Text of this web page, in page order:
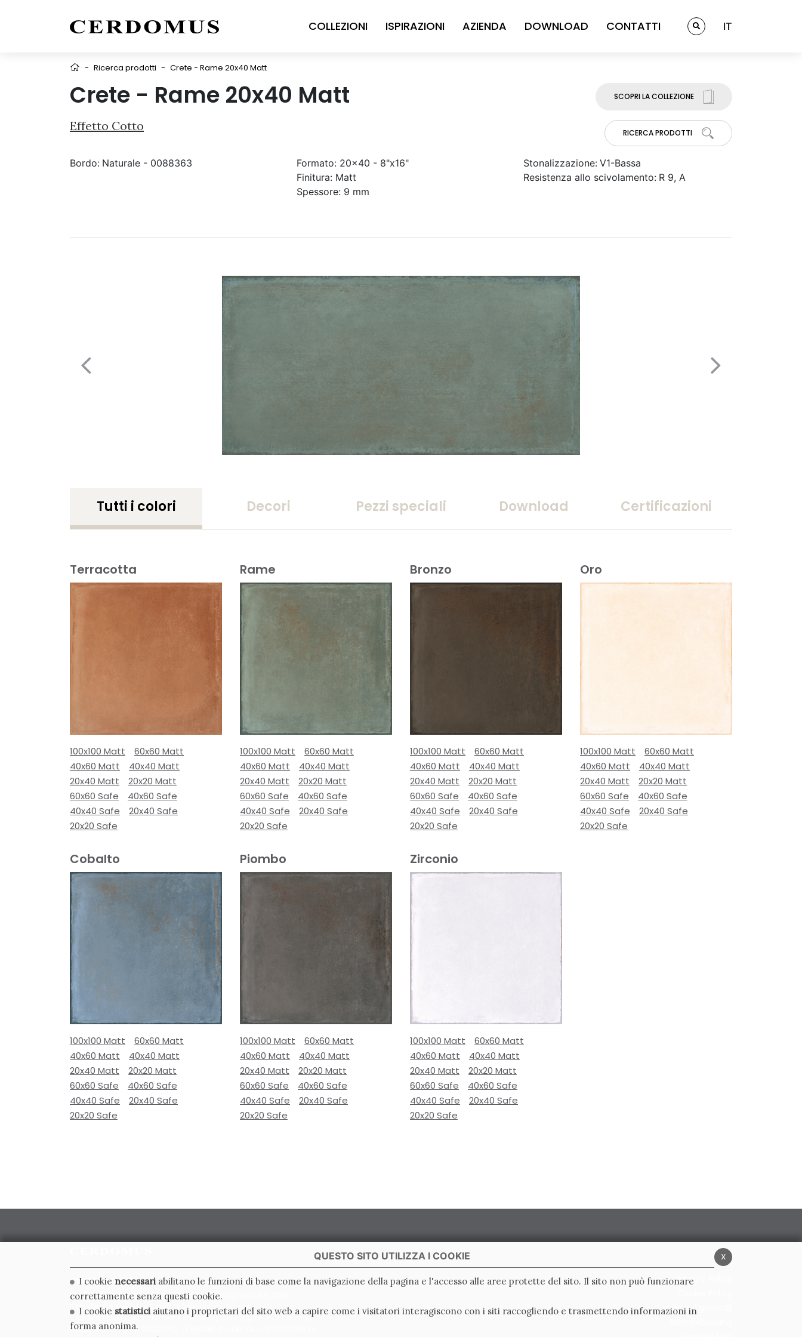
COLLEZIONI ISPIRAZIONI AZIENDA DOWNLOAD CONTATTI IT
- Ricerca prodotti - Crete - Rame 20x40 Matt
Crete - Rame 20x40 Matt
Effetto Cotto
SCOPRI LA COLLEZIONE
RICERCA PRODOTTI
Bordo: Naturale - 0088363 Formato: 20x40 - 8"x16"
Finitura: Matt
Spessore: 9 mm
Stonalizzazione: V1-Bassa
Resistenza allo scivolamento: R 9, A
Tutti i colori Decori Pezzi speciali Download Certificazioni
Terracotta
100x100 Matt
60x60 Matt
40x60 Matt
40x40 Matt
20x40 Matt
20x20 Matt
60x60 Safe
40x60 Safe
40x40 Safe
20x40 Safe
20x20 Safe
Rame
100x100 Matt
60x60 Matt
40x60 Matt
40x40 Matt
20x40 Matt
20x20 Matt
60x60 Safe
40x60 Safe
40x40 Safe
20x40 Safe
20x20 Safe
Bronzo
100x100 Matt
60x60 Matt
40x60 Matt
40x40 Matt
20x40 Matt
20x20 Matt
60x60 Safe
40x60 Safe
40x40 Safe
20x40 Safe
20x20 Safe
Oro
100x100 Matt
60x60 Matt
40x60 Matt
40x40 Matt
20x40 Matt
20x20 Matt
60x60 Safe
40x60 Safe
40x40 Safe
20x40 Safe
20x20 Safe
Cobalto
100x100 Matt
60x60 Matt
40x60 Matt
40x40 Matt
20x40 Matt
20x20 Matt
60x60 Safe
40x60 Safe
40x40 Safe
20x40 Safe
20x20 Safe
Piombo
100x100 Matt
60x60 Matt
40x60 Matt
40x40 Matt
20x40 Matt
20x20 Matt
60x60 Safe
40x60 Safe
40x40 Safe
20x40 Safe
20x20 Safe
Zirconio
100x100 Matt
60x60 Matt
40x60 Matt
40x40 Matt
20x40 Matt
20x20 Matt
60x60 Safe
40x60 Safe
40x40 Safe
20x40 Safe
20x20 Safe
CERDOMUS S.R.L.
Via Emilia Ponente, 1000 - 48014 Castel Bolognese (RA) Italy
Tel. +39.0546.652111 - Email: info@cerdomus.com
Codice Fiscale e numero iscrizione al registro imprese di Ravenna
02620780391 - REA RA 217992 - Capitale Sociale Euro 20.000.000 i.v.
Privacy Policy
Condizioni generali
x
QUESTO SITO UTILIZZA I COOKIE
I cookie necessari abilitano le funzioni di base come la navigazione della pagina e l'accesso alle aree protette del sito. Il sito non può funzionare
correttamente senza questi cookie.
I cookie statistici aiutano i proprietari del sito web a capire come i visitatori interagiscono con i siti raccogliendo e trasmettendo informazioni in
forma anonima.